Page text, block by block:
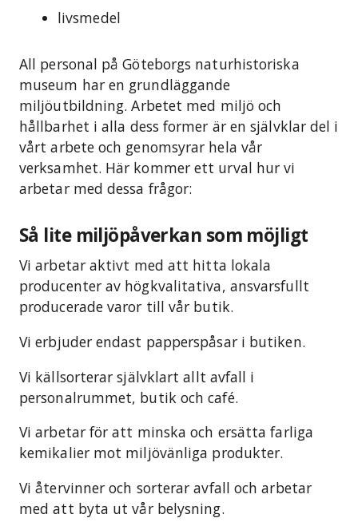
livsmedel
All personal på Göteborgs naturhistoriska
museum har en grundläggande
miljöutbildning. Arbetet med miljö och
hållbarhet i alla dess former är en självklar del i
vårt arbete och genomsyrar hela vår
verksamhet. Här kommer ett urval hur vi
arbetar med dessa frågor:
Så lite miljöpåverkan som möjligt
Vi arbetar aktivt med att hitta lokala
producenter av högkvalitativa, ansvarsfullt
producerade varor till vår butik.
Vi erbjuder endast papperspåsar i butiken.
Vi källsorterar självklart allt avfall i
personalrummet, butik och café.
Vi arbetar för att minska och ersätta farliga
kemikalier mot miljövänliga produkter.
Vi återvinner och sorterar avfall och arbetar
med att byta ut vår belysning.